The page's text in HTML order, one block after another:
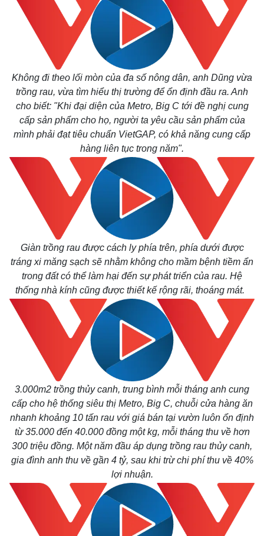
Bất động sản
Khởi nghiệp
Thị trường
Giá vàng
Tiêu dùng
Tỷ giá
Chứng khoán
Giá cà phê
Không đi theo lối mòn của đa số nông dân, anh Dũng vừa
trồng rau, vừa tìm hiểu thị trường để ổn định đầu ra. Anh
cho biết: "Khi đại diện của Metro, Big C tới đề nghị cung
cấp sản phẩm cho họ, người ta yêu cầu sản phẩm của
mình phải đạt tiêu chuẩn VietGAP, có khả năng cung cấp
hàng liên tục trong năm".
Giàn trồng rau được cách ly phía trên, phía dưới được
tráng xi măng sạch sẽ nhằm không cho mầm bệnh tiềm ẩn
trong đất có thể làm hại đến sự phát triển của rau. Hệ
thống nhà kính cũng được thiết kế rộng rãi, thoáng mát.
3.000m2 trồng thủy canh, trung bình mỗi tháng anh cung
cấp cho hệ thống siêu thị Metro, Big C, chuỗi cửa hàng ăn
nhanh khoảng 10 tấn rau với giá bán tại vườn luôn ổn định
từ 35.000 đến 40.000 đồng một kg, mỗi tháng thu về hơn
300 triệu đồng. Một năm đầu áp dụng trồng rau thủy canh,
gia đình anh thu về gần 4 tỷ, sau khi trừ chi phí thu về 40%
lợi nhuận.